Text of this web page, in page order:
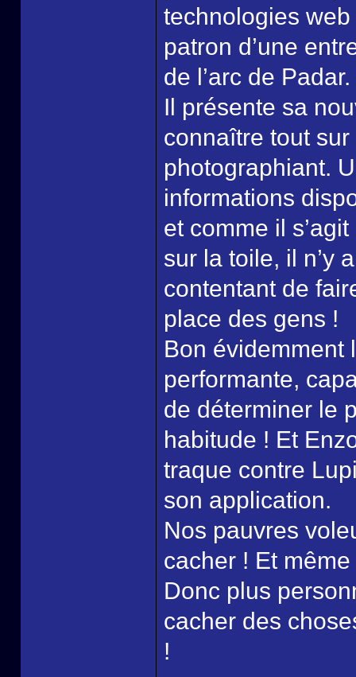
technologies
patron d’une
de l’arc de Padar.
Il présente sa
connaître tout
photographiant.
informations
et comme il
sur la toile, il n’y
contentant de
place des gens !
Bon évidemment
performante,
de déterminer le
habitude ! Et
traque contre
son application.
Nos pauvres
cacher ! Et
Donc plus
cacher des
!